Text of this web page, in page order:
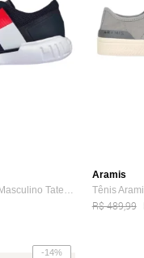
Tênis Tommy Hilfiger Masculino Tate 9C M...
Aramis
R$ 489,99
-14%